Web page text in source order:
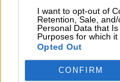
I want to opt-out of
Retention, Sale,
Personal Data that
Purposes for which it
Opted Out
CONFIRM
Αμπελώνα
08/08/2026 , 12:05
Χρ. Καπετάνος: «Ένα
γίνεται πράξη.